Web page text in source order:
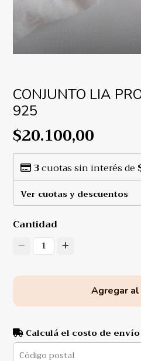
CONJUNTO LIA
925
$20.100,00
3cuotas sin interés de
Ver cuotas y descuentos
Cantidad
1
Agregar
Calculá el costo de envío